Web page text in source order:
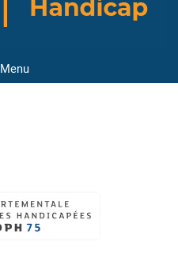
Menu